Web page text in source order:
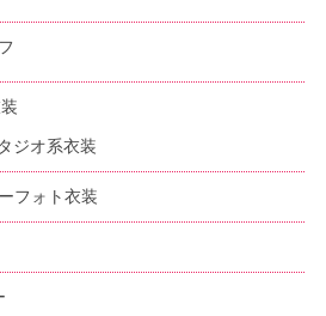
ジオ系衣装
フォト衣装